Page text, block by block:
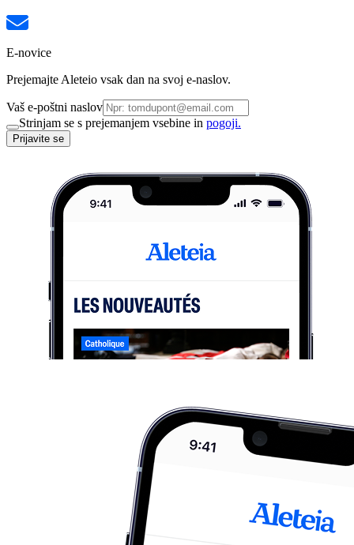
E-novice
Prejemajte Aleteio vsak dan na svoj e-naslov.
Vaš e-poštni naslov
Strinjam se s prejemanjem vsebine in pogoji.
Prijavite se